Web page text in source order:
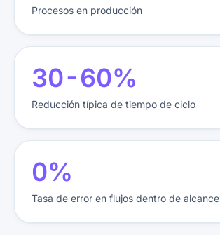
Procesos en producción
8-60%
Reducción típica de tiempo de ciclo
0%
Tasa de error en flujos dentro de alcance